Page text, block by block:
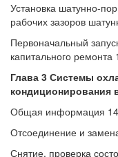
Установка шатунно-
рабочих зазоров
Первоначальный
капитального ремонта
Глава 3 Системы
кондиционирования
Общая информация
Отсоединение и
Снятие, проверка